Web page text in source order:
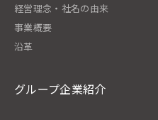
経営理念・社名の由来
事業概要
沿革
グループ企業紹介